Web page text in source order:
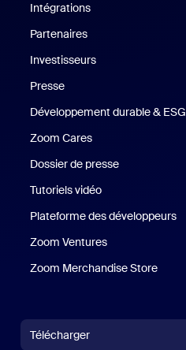
Intégrations
Partenaires
Investisseurs
Presse
Développement durable & ESG
Zoom Cares
Dossier de presse
Tutoriels vidéo
Plateforme des développeurs
Zoom Ventures
Zoom Merchandise Store
Télécharger